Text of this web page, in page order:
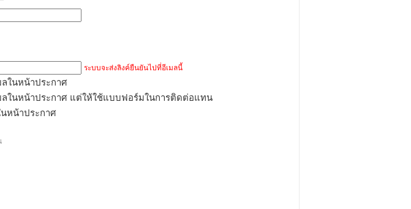
ระบบจะส่งลิงค์ยืนยันไปที่อีเมลนี้
ลในหน้าประกาศ
ลในหน้าประกาศ แต่ให้ใช้แบบฟอร์มในการติดต่อแทน
นหน้าประกาศ